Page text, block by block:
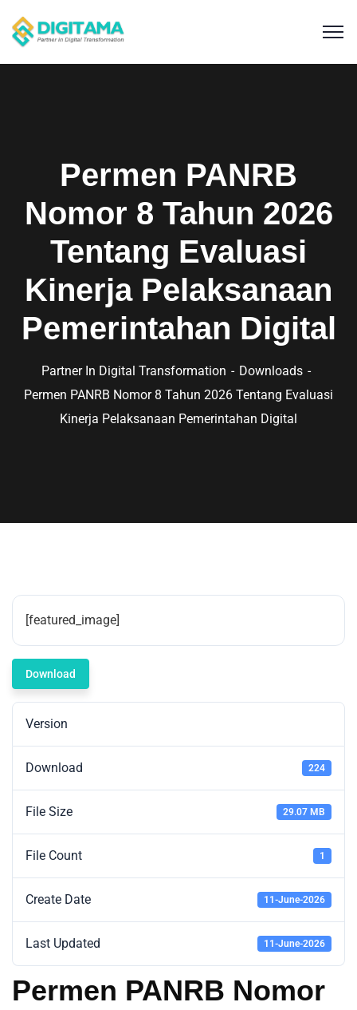
Permen PANRB
Nomor 8 Tahun 2026
Tentang Evaluasi
Kinerja Pelaksanaan
Pemerintahan Digital
Partner In Digital Transformation
Downloads
Permen PANRB Nomor 8 Tahun 2026 Tentang Evaluasi
Kinerja Pelaksanaan Pemerintahan Digital
[featured_image]
Download
Version
Download 224
File Size 29.07 MB
File Count 1
Create Date 11-June-2026
Last Updated 11-June-2026
Permen PANRB Nomor